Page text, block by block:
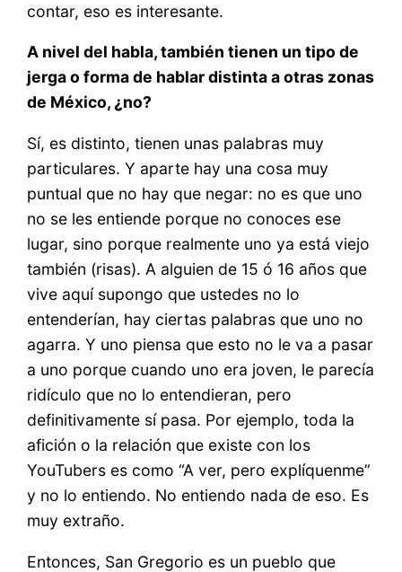
contar, eso es interesante.
A nivel del habla, también tienen un tipo de
jerga o forma de hablar distinta a otras zonas
de México, ¿no?
Sí, es distinto, tienen unas palabras muy
particulares. Y aparte hay una cosa muy
puntual que no hay que negar: no es que uno
no se les entiende porque no conoces ese
lugar, sino porque realmente uno ya está viejo
también (risas). A alguien de 15 ó 16 años que
vive aquí supongo que ustedes no lo
entenderían, hay ciertas palabras que uno no
agarra. Y uno piensa que esto no le va a pasar
a uno porque cuando uno era joven, le parecía
ridículo que no lo entendieran, pero
definitivamente sí pasa. Por ejemplo, toda la
afición o la relación que existe con los
YouTubers es como “A ver, pero explíquenme”
y no lo entiendo. No entiendo nada de eso. Es
muy extraño.
Entonces, San Gregorio es un pueblo que